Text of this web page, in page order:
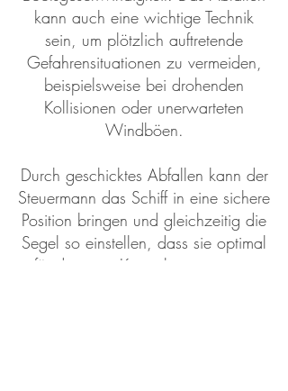
kann auch eine wichtige Technik
sein, um plötzlich auftretende
Gefahrensituationen zu vermeiden,
beispielsweise bei drohenden
Kollisionen oder unerwarteten
Windböen.
Durch geschicktes Abfallen kann der
Steuermann das Schiff in eine sichere
Position bringen und gleichzeitig die
Segel so einstellen, dass sie optimal
für die neue Kursrichtung genutzt